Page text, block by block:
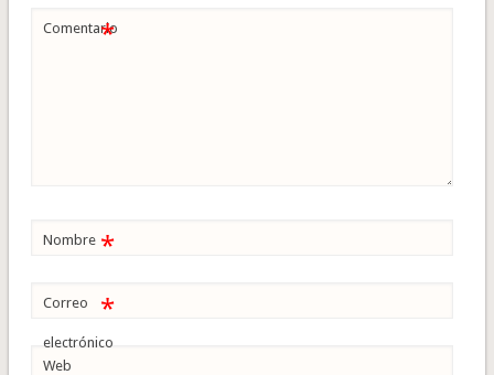
Comentario
*
Nombre *
Correo
electrónico
*
Web